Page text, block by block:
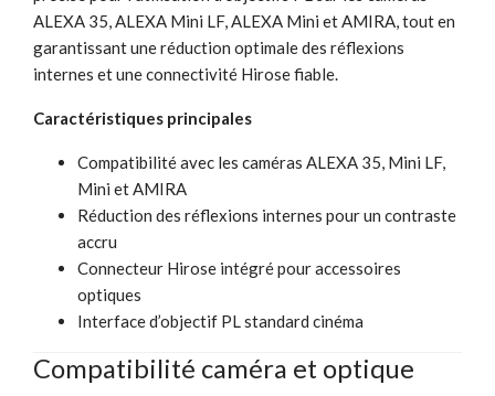
ALEXA 35, ALEXA Mini LF, ALEXA Mini et AMIRA, tout en
garantissant une réduction optimale des réflexions
internes et une connectivité Hirose fiable.
Caractéristiques principales
Compatibilité avec les caméras ALEXA 35, Mini LF,
Mini et AMIRA
Réduction des réflexions internes pour un contraste
accru
Connecteur Hirose intégré pour accessoires
optiques
Interface d’objectif PL standard cinéma
Compatibilité caméra et optique